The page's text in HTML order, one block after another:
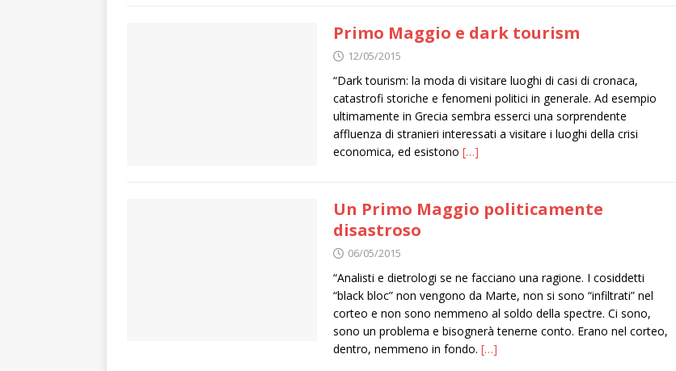
Primo Maggio e dark tourism
12/05/2015
“Dark tourism: la moda di visitare luoghi di casi di cronaca,
catastrofi storiche e fenomeni politici in generale. Ad esempio
ultimamente in Grecia sembra esserci una sorprendente
affluenza di stranieri interessati a visitare i luoghi della crisi
economica, ed esistono […]
Un Primo Maggio politicamente
disastroso
06/05/2015
“Ana­li­sti e die­tro­logi se ne fac­ciano una ragione. I cosid­detti
“black bloc” non ven­gono da Marte, non si sono “infil­trati” nel
cor­teo e non sono nem­meno al soldo della spec­tre. Ci sono,
sono un pro­blema e biso­gnerà tenerne conto. Erano nel cor­teo,
den­tro, nem­meno in fondo. […]